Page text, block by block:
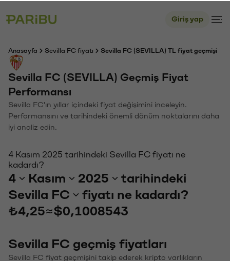
Giriş yap
Anasayfa Sevilla FC fiyatı Sevilla FC (SEVILLA) TL fiyat geçmişi
Sevilla FC (SEVILLA) Geçmiş Fiyat
Performansı
Sevilla FC'ın yıllar içindeki fiyat değişimini inceleyin.
Performansını ve tarihindeki önemli dönüm noktalarını daha
iyi analiz edin.
4 Kasım 2025 tarihindeki Sevilla FC fiyatı ne
kadardı?
4 Kasım 2025
tarihindeki
Sevilla FC
fiyatı ne kadardı?
₺4,25≈$0,1008543
Sevilla FC geçmiş fiyatları
Sevilla FC fiyat geçmişini takip ederek kripto varlıkların